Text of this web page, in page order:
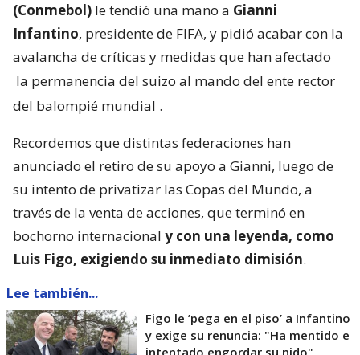
(Conmebol) le tendió una mano a Gianni
Infantino, presidente de FIFA, y pidió acabar con la
avalancha de críticas y medidas que han afectado
la permanencia del suizo al mando del ente rector
del balompié mundial .
Recordemos que distintas federaciones han
anunciado el retiro de su apoyo a Gianni, luego de
su intento de privatizar las Copas del Mundo, a
través de la venta de acciones, que terminó en
bochorno internacional y con una leyenda, como
Luis Figo, exigiendo su inmediato dimisión.
Lee también...
Figo le ’pega en el piso’ a Infantino
y exige su renuncia: "Ha mentido e